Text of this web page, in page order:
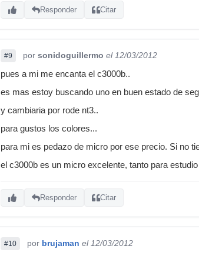
Responder Citar
#9 por sonidoguillermo el 12/03/2012
pues a mi me encanta el c3000b..
es mas estoy buscando uno en buen estado de
y cambiaria por rode nt3..
para gustos los colores...
para mi es pedazo de micro por ese precio. Si no
el c3000b es un micro excelente, tanto para
Responder Citar
#10 por brujaman el 12/03/2012